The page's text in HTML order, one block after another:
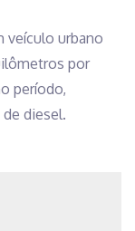
veículo urbano
por
período,
diesel.